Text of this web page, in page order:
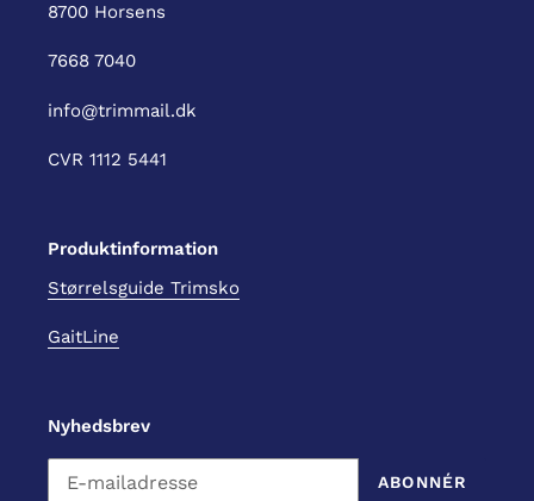
8700 Horsens
7668 7040
info@trimmail.dk
CVR 1112 5441
Produktinformation
Størrelsguide Trimsko
GaitLine
Nyhedsbrev
ABONNÉR